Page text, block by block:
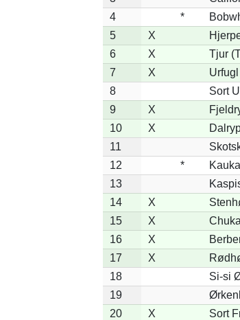
4
*
5
X
6
X
Tjur
7
X
8
Sort
9
X
10
X
11
12
*
13
14
X
15
X
16
X
17
X
18
Si-si
19
20
X
Sort